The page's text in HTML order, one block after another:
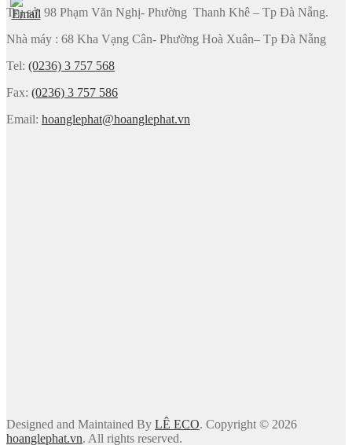
Trụ sở: 98 Phạm Văn Nghị- Phường Thanh Khê – Tp Đà Nẵng.
Nhà máy : 68 Kha Vạng Cân- Phường Hoà Xuân– Tp Đà Nẵng
Tel: (0236) 3 757 568
Fax: (0236) 3 757 586
Email: hoanglephat@hoanglephat.vn
Designed and Maintained By LÊ ECO. Copyright © 2026
hoanglephat.vn. All rights reserved.